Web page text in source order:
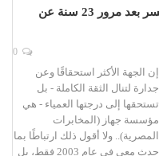
د. طارق عرابي يكتب: الآن أبوح بهذا السر بعد مرور 23 سنة عن
إن الجهة الأكثر استحقاقًا وعن
جدارة لتنال الثقة الكاملة - بل
تستحقها إلى درجتها العمياء - هي
مؤسسة جهاز (المخابرات
المصرية).. ولا أقول ذلك ارتباطًا بما
حدث معي في عام 2003 فقط، بل